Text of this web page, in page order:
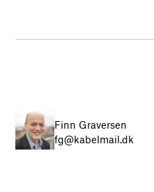
Finn Graversen
fg@kabelmail.dk